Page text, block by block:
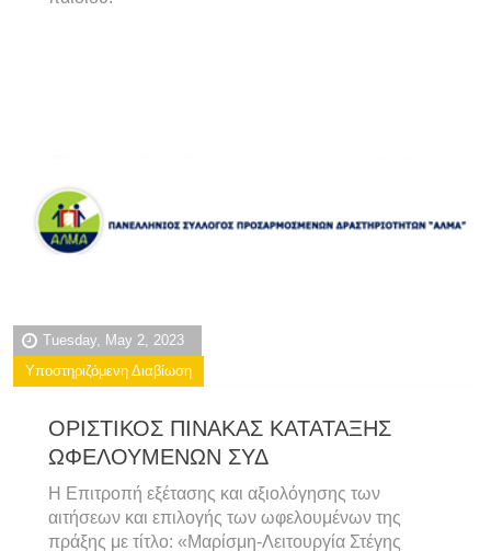
Tuesday, May 2, 2023
Υποστηριζόμενη Διαβίωση
ΟΡΙΣΤΙΚΟΣ ΠΙΝΑΚΑΣ ΚΑΤΑΤΑΞΗΣ
ΩΦΕΛΟΥΜΕΝΩΝ ΣΥΔ
Η Επιτροπή εξέτασης και αξιολόγησης των
αιτήσεων και επιλογής των ωφελουμένων της
πράξης με τίτλο: «Μαρίσμη-Λειτουργία Στέγης